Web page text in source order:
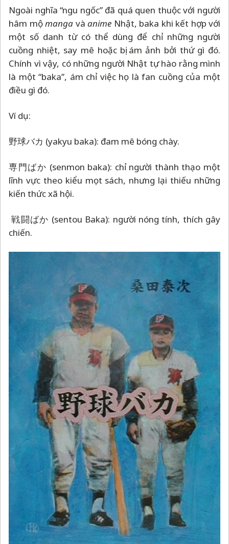
Ngoài nghĩa “ngu ngốc” đã quá quen thuộc với người
hâm mộmanga và anime Nhật, baka khi kết hợp với
một số danh từ có thể dùng để chỉ những người
cuồng nhiệt, say mê hoặc bị ám ảnh bởi thứ gì đó.
Chính vì vậy, có những người Nhật tự hào rằng mình
là một “baka”, ám chỉ việc họ là fan cuồng của một
điều gì đó.
Ví dụ:
野球バカ (yakyu baka): đam mê bóng chày.
専門ばか (senmon baka): chỉ người thành thạo một
lĩnh vực theo kiểu mọt sách, nhưng lại thiếu những
kiến thức xã hội.
戦闘ばか (sentou Baka): người nóng tính, thích gây
chiến.